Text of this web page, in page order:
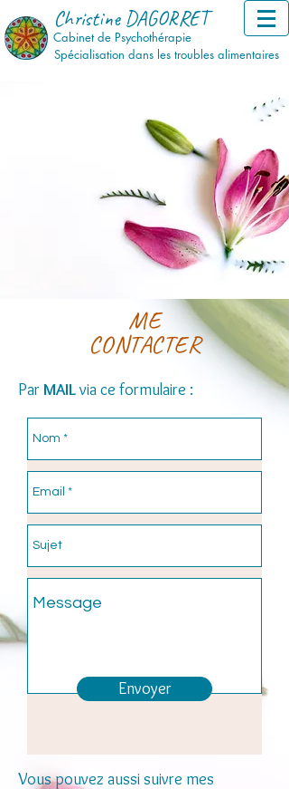
Christine DAGORRET
Cabinet de Psychothérapie
Spécialisation dans les troubles alimentaires
ME
CONTACTER
ParMAILvia ce formulaire :
Envoyer
Vous pouvez aussi suivre mes